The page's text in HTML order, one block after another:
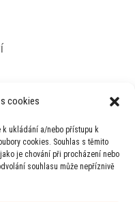
cookies
k ukládání a/nebo přístupu k
cookies. Souhlas s těmito
je chování při procházení nebo
souhlasu může nepříznivě
ve spolupráci s